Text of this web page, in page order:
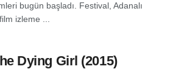
bugün başladı. Festival, Adanalı
izleme ...
Dying Girl (2015)